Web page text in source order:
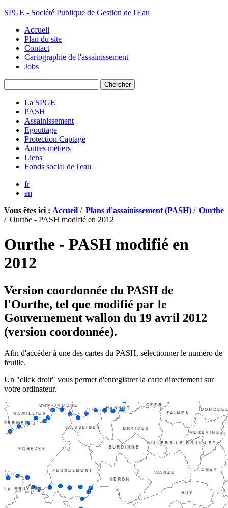
SPGE - Société Publique de Gestion de l'Eau
Accueil
Plan du site
Contact
Cartographie de l'assainissement
Jobs
La SPGE
PASH
Assainissement
Egouttage
Protection Captage
Autres métiers
Liens
Fonds social de l'eau
fr
en
Vous êtes ici : Accueil / Plans d'assainissement (PASH) / Ourthe
/ Ourthe - PASH modifié en 2012
Ourthe - PASH modifié en
2012
Version coordonnée du PASH de
l'Ourthe, tel que modifié par le
Gouvernement wallon du 19 avril 2012
(version coordonnée).
Afin d'accéder à une des cartes du PASH, sélectionner le numéro de
feuille.
Un "click droit" vous permet d'enregistrer la carte directement sur
votre ordinateur.